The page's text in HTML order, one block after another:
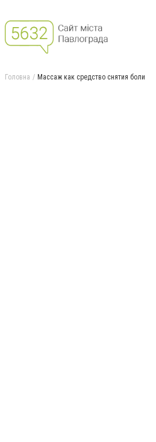
Головна Массаж как средство снятия боли